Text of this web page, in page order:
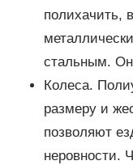
полихачить,
стальным.
Колеса.
размеру и
позволяют
неровности.